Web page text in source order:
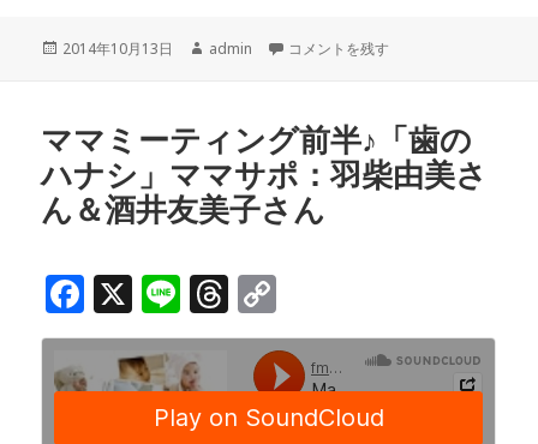
c
e
o
o
k
e r
e
d
s
y
n
k
投
2014年10月13日
作
admin ママミーティング後半♪「歯のハナシ
コメントを残す
ママミーティング前半♪「歯の
ハナシ」ママサポ：羽柴由美さ
ん＆酒井友美子さん
F
a
c
e
X Li
n
e
T
h
e
o
p
y